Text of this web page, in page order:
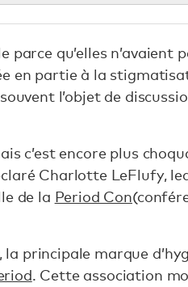
parce qu’elles n’avaient
en partie à la
l’objet de
c’est encore plus
Charlotte LeFlufy,
de la Period Con
principale marque
. Cette association